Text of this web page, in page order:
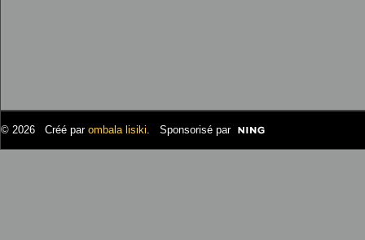
© 2026 Créé par ombala lisiki. Sponsorisé par